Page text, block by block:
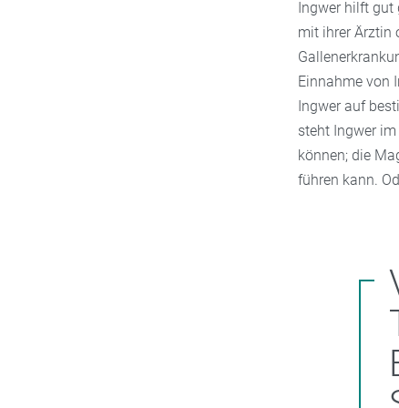
Ingwer hilft gut
mit ihrer Ärztin
Einnahme von
Ingwer auf
steht Ingwer
können; die
führen kann.